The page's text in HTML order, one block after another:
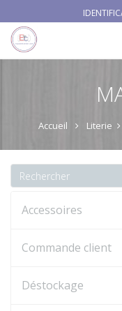
Accueil Literie
Accessoires
Commande client
Déstockage